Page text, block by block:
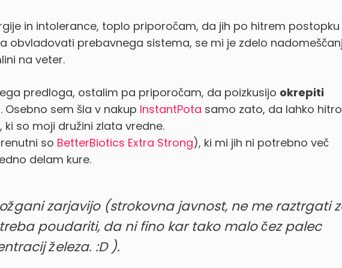
in intolerance, toplo priporočam, da jih po hitrem postopku
obvladovati prebavnega sistema, se mi je zdelo
na veter.
predloga, ostalim pa priporočam, da poizkusijo okrepiti
Osebno sem šla v nakup InstantPota samo zato, da lahko hitro
so moji družini zlata vredne.
so BetterBiotics Extra Strong), ki mi jih ni potrebno več
delam kure.
zarjavijo (strokovna javnost, ne me raztrgati
poudariti, da ni fino kar tako malo čez palec
železa. :D ).